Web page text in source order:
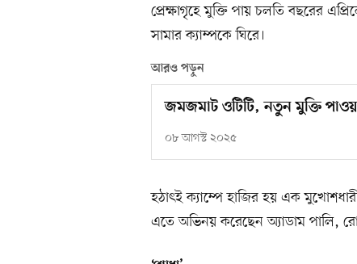
প্রেক্ষাগৃহে মুক্তি পায় চলতি বছরের
সামার ক্যাম্পকে ঘিরে।
আরও পড়ুন
জমজমাট ওটিটি, নতুন মুক্তি
০৮ আগস্ট ২০২৫
হঠাৎই ক্যাম্পে হাজির হয় এক
এতে অভিনয় করেছেন অ্যাডাম পালি,